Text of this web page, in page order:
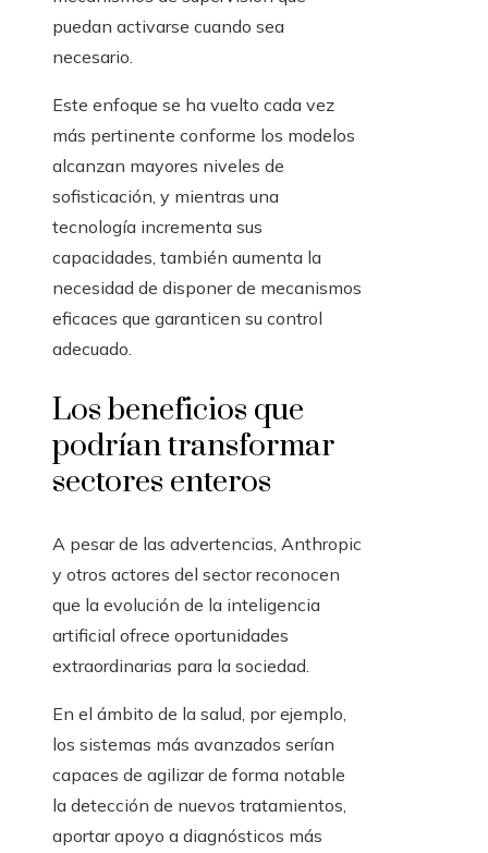
puedan activarse cuando sea
necesario.
Este enfoque se ha vuelto cada vez
más pertinente conforme los modelos
alcanzan mayores niveles de
sofisticación, y mientras una
tecnología incrementa sus
capacidades, también aumenta la
necesidad de disponer de mecanismos
eficaces que garanticen su control
adecuado.
Los beneficios que
podrían transformar
sectores enteros
A pesar de las advertencias, Anthropic
y otros actores del sector reconocen
que la evolución de la inteligencia
artificial ofrece oportunidades
extraordinarias para la sociedad.
En el ámbito de la salud, por ejemplo,
los sistemas más avanzados serían
capaces de agilizar de forma notable
la detección de nuevos tratamientos,
aportar apoyo a diagnósticos más